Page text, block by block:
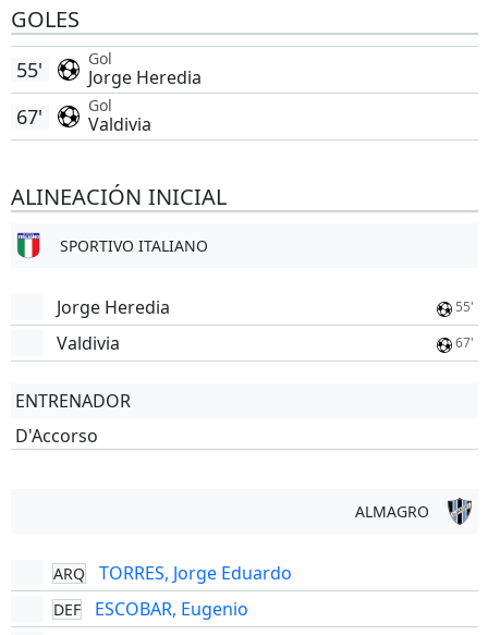
GOLES
Gol
Jorge Heredia
55'
Gol
Valdivia
67'
ALINEACIÓN INICIAL
SPORTIVO ITALIANO
Jorge Heredia 55'
Valdivia 67'
ENTRENADOR
D'Accorso
ALMAGRO
ARQ TORRES, Jorge Eduardo
DEF ESCOBAR, Eugenio